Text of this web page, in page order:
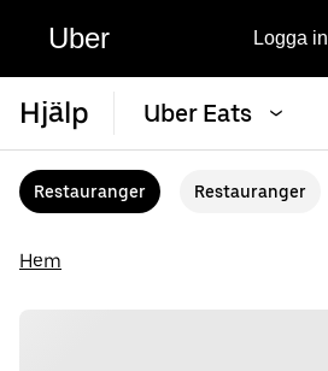
Uber Logga in
Hjälp Uber Eats
Restauranger Restauranger
Hem